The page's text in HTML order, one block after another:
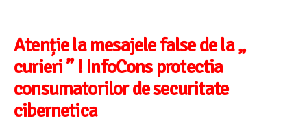
Atenție la mesajele false de la „
curieri ” ! InfoCons protectia
consumatorilor de securitate
cibernetica